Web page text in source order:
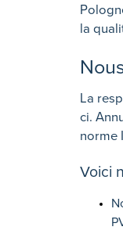
la
La
ci.
norme
Voici